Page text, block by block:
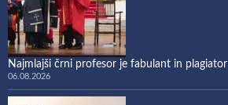
Najmlajši črni profesor je fabulant in plagiator
06.08.2026